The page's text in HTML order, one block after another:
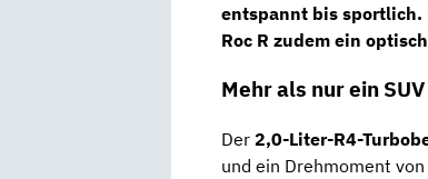
entspannt bis sportlich.
Roc R zudem ein
Mehr als nur ein SUV
Der 2,0-Liter-R4-
und ein Drehmoment von